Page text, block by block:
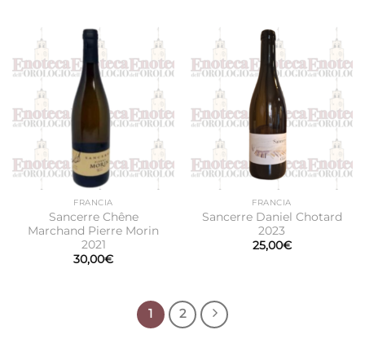
FRANCIA
Sancerre Chêne
Marchand Pierre Morin
2021
30,00€
FRANCIA
Sancerre Daniel Chotard
2023
25,00€
1 2